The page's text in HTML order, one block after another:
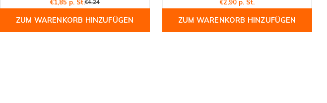
€1,85 p. St.€4,24
ZUM WARENKORB HINZUFÜGEN
€2,90 p. St.
ZUM WARENKORB HINZUFÜGEN